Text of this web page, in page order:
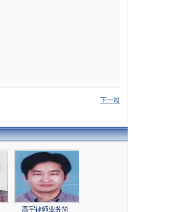
下一篇
高宇律师业务简